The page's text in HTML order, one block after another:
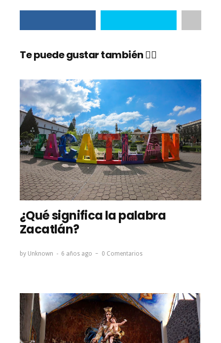
Te puede gustar también 👇🏼
¿Qué significa la palabra
Zacatlán?
by Unknown 6 años ago 0 Comentarios